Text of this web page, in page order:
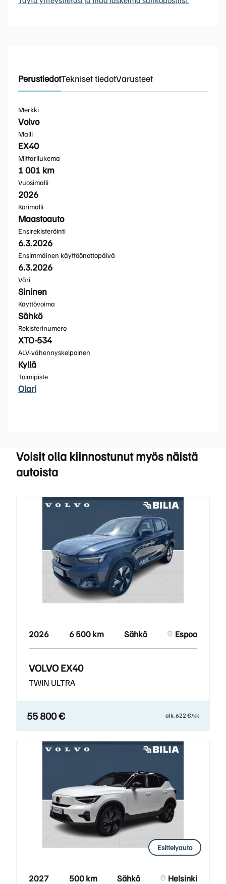
PerustiedotTekniset tiedotVarusteet
Merkki
Volvo
Malli
EX40
Mittarilukema
1 001 km
Vuosimalli
2026
Korimalli
Maastoauto
Ensirekisteröinti
6.3.2026
Ensimmäinen käyttöönottopäivä
6.3.2026
Väri
Sininen
Käyttövoima
Sähkö
Rekisterinumero
XTO-534
ALV-vähennyskelpoinen
Kyllä
Toimipiste
Olari
Voisit olla kiinnostunut myös näistä
autoista
2026 6 500 km Sähkö Espoo
VOLVO EX40
TWIN ULTRA
55 800 € alk. 622 €/kk
Esittelyauto
2027 500 km Sähkö Helsinki